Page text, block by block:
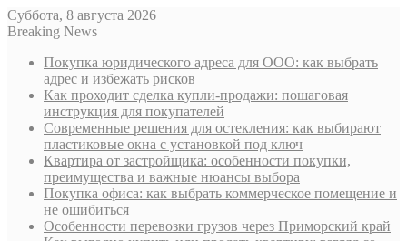
Суббота, 8 августа 2026
Breaking News
Покупка юридического адреса для ООО: как выбрать
адрес и избежать рисков
Как проходит сделка купли-продажи: пошаговая
инструкция для покупателей
Современные решения для остекления: как выбирают
пластиковые окна с установкой под ключ
Квартира от застройщика: особенности покупки,
преимущества и важные нюансы выбора
Покупка офиса: как выбрать коммерческое помещение и
не ошибиться
Особенности перевозки грузов через Приморский край